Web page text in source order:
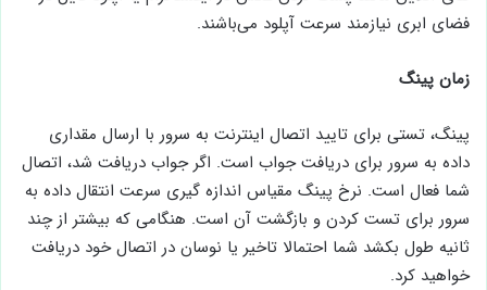
فضای ابری نیازمند سرعت آپلود می‌باشند.
زمان پینگ
پینگ، تستی برای تایید اتصال اینترنت به سرور با ارسال مقداری
داده به سرور برای دریافت جواب است. اگر جواب دریافت شد، اتصال
شما فعال است. نرخ پینگ مقیاس اندازه گیری سرعت انتقال داده به
سرور برای تست کردن و بازگشت آن است. هنگامی که بیشتر از چند
ثانیه طول بکشد شما احتمالا تاخیر یا نوسان در اتصال خود دریافت
خواهید کرد.